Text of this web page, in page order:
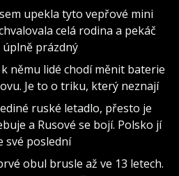
upekla tyto vepřové mini
celá rodina a pekáč
úplně prázdný
němu lidé chodí měnit baterie
Je to o triku, který neznají
ruské letadlo, přesto je
a Rusové se bojí. Polsko jí
své poslední
obul brusle až ve 13 letech.